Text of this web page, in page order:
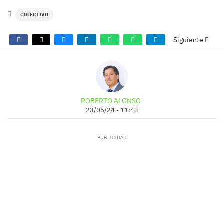
COLECTIVO
Siguiente
ROBERTO ALONSO
23/05/24 - 11:43